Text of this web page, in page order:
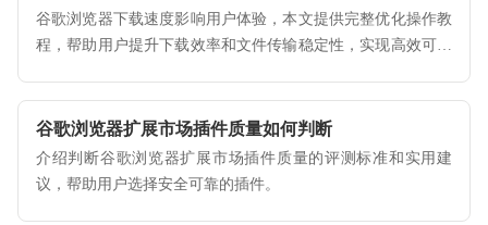
谷歌浏览器下载速度影响用户体验，本文提供完整优化操作教
程，帮助用户提升下载效率和文件传输稳定性，实现高效可靠
谷歌浏览器扩展市场插件质量如何判断
介绍判断谷歌浏览器扩展市场插件质量的评测标准和实用建
议，帮助用户选择安全可靠的插件。